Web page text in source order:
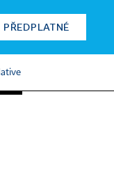
PŘEDPLATNÉ